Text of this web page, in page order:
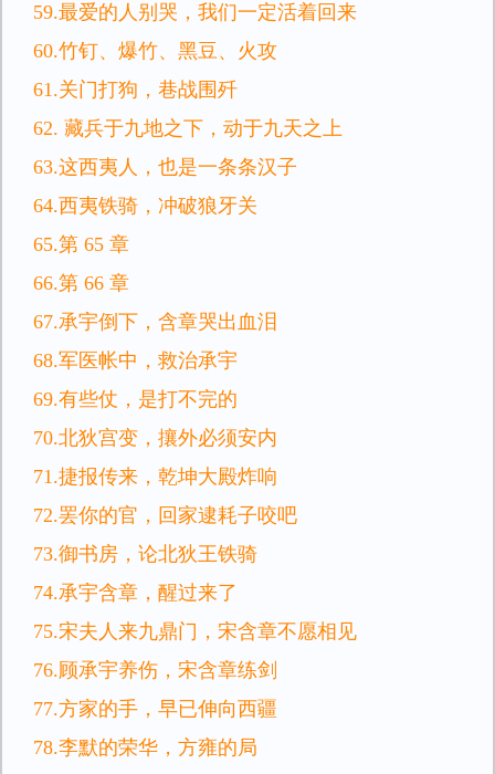
59.最爱的人别哭，我们一定活着回来
60.竹钉、爆竹、黑豆、火攻
61.关门打狗，巷战围歼
62. 藏兵于九地之下，动于九天之上
63.这西夷人，也是一条条汉子
64.西夷铁骑，冲破狼牙关
65.第 65 章
66.第 66 章
67.承宇倒下，含章哭出血泪
68.军医帐中，救治承宇
69.有些仗，是打不完的
70.北狄宫变，攘外必须安内
71.捷报传来，乾坤大殿炸响
72.罢你的官，回家逮耗子咬吧
73.御书房，论北狄王铁骑
74.承宇含章，醒过来了
75.宋夫人来九鼎门，宋含章不愿相见
76.顾承宇养伤，宋含章练剑
77.方家的手，早已伸向西疆
78.李默的荣华，方雍的局